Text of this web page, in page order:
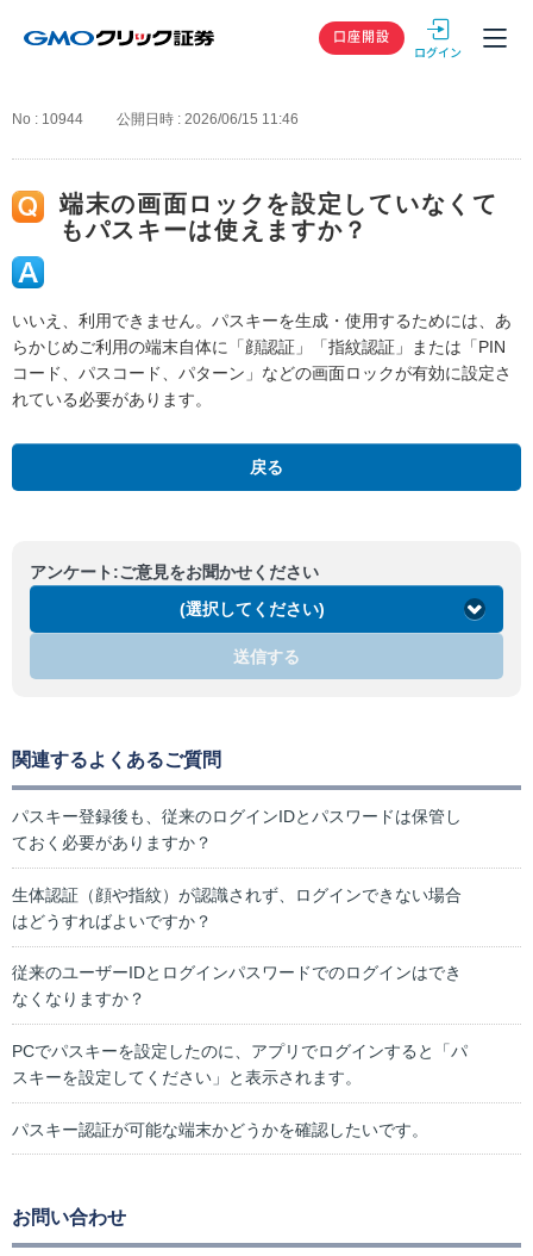
GMOクリック
口座開設
No : 10944 公開日時 : 2026/06/15 11:46
端末の画面ロックを設定していなくて
もパスキーは使えますか？
いいえ、利用できません。パスキーを生成・使用するためには、あ
らかじめご利用の端末自体に「顔認証」「指紋認証」または「PIN
コード、パスコード、パターン」などの画面ロックが有効に設定さ
れている必要があります。
戻る
アンケート:ご意見をお聞かせください
(選択してください)
送信する
関連するよくあるご質問
パスキー登録後も、従来のログインIDとパスワードは保管し
ておく必要がありますか？
生体認証（顔や指紋）が認識されず、ログインできない場合
はどうすればよいですか？
従来のユーザーIDとログインパスワードでのログインはでき
なくなりますか？
PCでパスキーを設定したのに、アプリでログインすると「パ
スキーを設定してください」と表示されます。
パスキー認証が可能な端末かどうかを確認したいです。
お問い合わせ